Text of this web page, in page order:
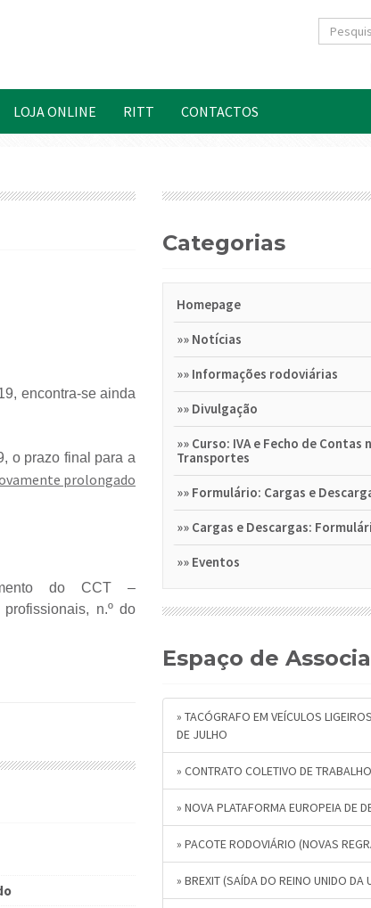
LOJA ONLINE RITT CONTACTOS
encontra-se ainda
o prazo final para a
prolongado
do CCT –
n.º do
Categorias
Homepage
»» Notícias
»» Informações rodoviárias
»» Divulgação
»» Curso: IVA e Fecho de Contas
Transportes
»» Formulário: Cargas e
»» Cargas e Descargas:
»» Eventos
Espaço de
» TACÓGRAFO EM VEÍCULOS
DE JULHO
» CONTRATO COLETIVO DE
» NOVA PLATAFORMA EUROPEIA DE
» PACOTE RODOVIÁRIO (NOVAS
» BREXIT (SAÍDA DO REINO UNIDO DA